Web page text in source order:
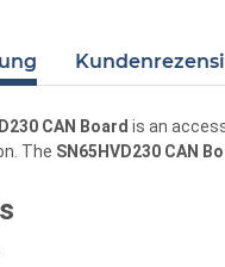
CAN Board is an
The SN65HVD230 CAN